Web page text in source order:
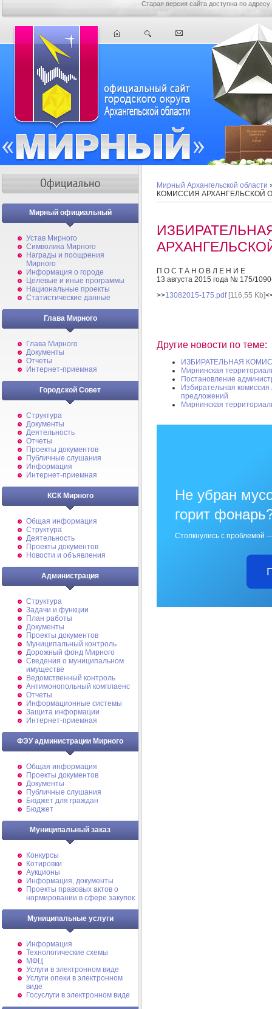
Старая версия сайта доступна по адресу
Мирный официальный
Устав Мирного
Символика Мирного
Награды и поощрения
Мирного
Информация о городе
Целевые и иные программы
Национальные проекты
Статистические данные
Глава Мирного
Глава Мирного
Документы
Отчеты
Интернет-приемная
Городской Совет
Структура
Документы
Деятельность
Отчеты
Проекты документов
Публичные слушания
Информация
Интернет-приемная
КСК Мирного
Общая информация
Структура
Деятельность
Проекты документов
Новости и объявления
Администрация
Структура
Задачи и функции
План работы
Документы
Проекты документов
Муниципальный контроль
Дорожный фонд Мирного
Cведения о муниципальном
имуществе
Ведомственный контроль
Антимонопольный комплаенс
Отчеты
Информационные системы
Защита информации
Интернет-приемная
ФЭУ администрации Мирного
Общая информация
Проекты документов
Документы
Публичные слушания
Бюджет для граждан
Бюджет
Муниципальный заказ
Конкурсы
Котировки
Аукционы
Информация, документы
Проекты правовых актов о
нормировании в сфере закупок
Муниципальные услуги
Информация
Технологические схемы
МФЦ
Услуги в электронном виде
Услуги опеки в электронном
виде
Госуслуги в электронном виде
Мирный Архангельской области
КОМИССИЯ АРХАНГЕЛЬСКОЙ
П О С Т А Н О В Л Е Н И Е
13 августа 2015 года № 175/
>>13082015-175.pdf[116,55 Kb]
Другие новости по теме:
ИЗБИРАТЕЛЬНАЯ
Мирнинская
Постановление
Избирательная
предложений
Мирнинская
Не убран
горит
Столкнулись с проблемой